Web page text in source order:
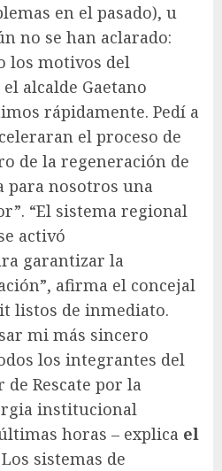
en el pasado), u
no se han aclarado:
los motivos del
alcalde Gaetano
rápidamente. Pedí a
el proceso de
de la regeneración de
para nosotros una
“El sistema regional
activó
garantizar la
afirma el concejal
listos de inmediato.
mi más sincero
los integrantes del
Rescate por la
institucional
horas – explica el
sistemas de